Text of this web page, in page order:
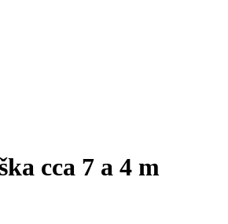
cca 7 a 4 m